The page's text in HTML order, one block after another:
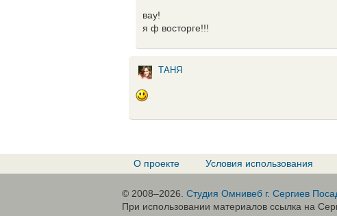
вау!
я ф восторге!!!
ТАНЯ
О проекте Условия использования
© 2008–2026. Студия Омнивеб г. Сергиев
При использовании материалов ссылка на